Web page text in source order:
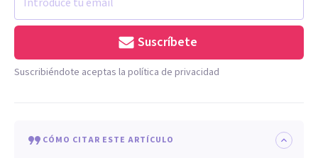
Suscríbete
Suscribiéndote aceptas la política de privacidad
CÓMO CITAR ESTE ARTÍCULO